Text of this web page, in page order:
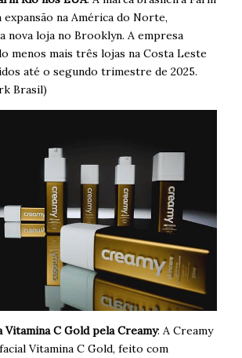
expansão na América do Norte,
nova loja no Brooklyn. A empresa
menos mais três lojas na Costa Leste
até o segundo trimestre de 2025.
Brasil)
Vitamina C Gold pela Creamy: A Creamy
Vitamina C Gold, feito com